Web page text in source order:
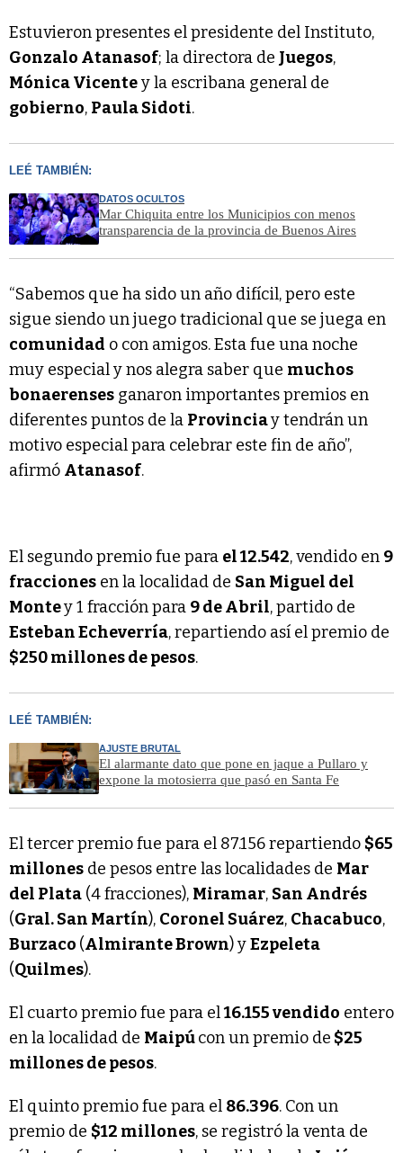
Estuvieron presentes el presidente del Instituto,
Gonzalo Atanasof; la directora de Juegos,
Mónica Vicentey la escribana general de
gobierno, Paula Sidoti.
LEÉ TAMBIÉN:
DATOS OCULTOS
Mar Chiquita entre los Municipios con menos
transparencia de la provincia de Buenos Aires
“Sabemos que ha sido un año difícil, pero este
sigue siendo un juego tradicional que se juega en
comunidad o con amigos. Esta fue una noche
muy especial y nos alegra saber que muchos
bonaerenses ganaron importantes premios en
diferentes puntos de la Provinciay tendrán un
motivo especial para celebrar este fin de año”,
afirmó Atanasof.
El segundo premio fue para el 12.542, vendido en 9
fracciones en la localidad de San Miguel del
Montey 1 fracción para 9 de Abril, partido de
Esteban Echeverría, repartiendo así el premio de
$250 millones de pesos.
LEÉ TAMBIÉN:
AJUSTE BRUTAL
El alarmante dato que pone en jaque a Pullaro y
expone la motosierra que pasó en Santa Fe
El tercer premio fue para el 87.156 repartiendo $65
millones de pesos entre las localidades de Mar
del Plata (4 fracciones), Miramar, San Andrés
(Gral. San Martín), Coronel Suárez, Chacabuco,
Burzaco (Almirante Brown) yEzpeleta
(Quilmes).
El cuarto premio fue para el16.155 vendido entero
en la localidad de Maipúcon un premio de $25
millones de pesos.
El quinto premio fue para el 86.396. Con un
premio de $12 millones, se registró la venta de